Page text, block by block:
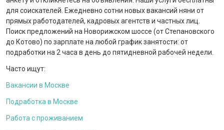
для соискателей. Ежедневно сотни новых вакансий няни от
прямых работодателей, кадровых агентств и частных лиц.
Поиск предложений на Новорижском шоссе (от Степановского
до Котово) по зарплате на любой график занятости: от
подработки на 2 часа в день до пятидневной рабочей недели.
Часто ищут:
Вакансии в Москве
Подработка в Москве
Работа с проживанием